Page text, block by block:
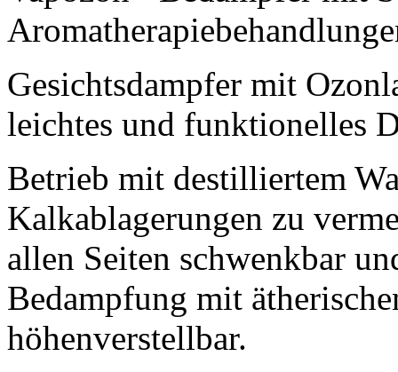
Gesichtsdampfer mit
leichtes und funktionelles
Betrieb mit destilliertem
Kalkablagerungen zu
allen Seiten schwenkbar
Bedampfung mit
höhenverstellbar.